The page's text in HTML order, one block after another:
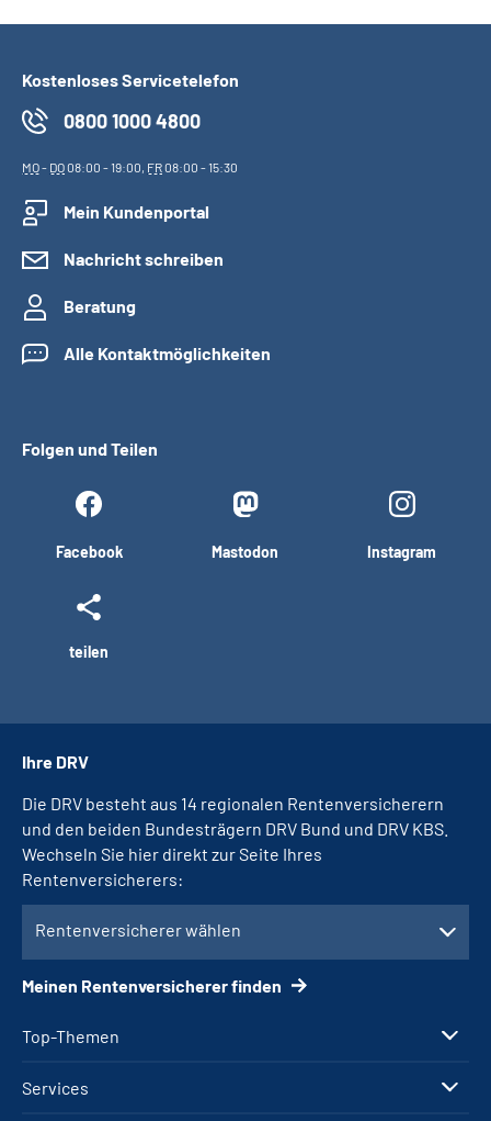
Kostenloses Servicetelefon
0800 1000 4800
MO- DO08:00 - 19:00, FR08:00 - 15:30
Mein Kundenportal
Nachricht schreiben
Beratung
Alle Kontaktmöglichkeiten
Folgen und Teilen
Facebook Mastodon Instagram
teilen
Top-Themen
Services
Ihre DRV
Die DRV besteht aus 14 regionalen Rentenversicherern
und den beiden Bundesträgern DRV Bund und DRV KBS.
Wechseln Sie hier direkt zur Seite Ihres
Rentenversicherers:
Rentenversicherer wählen
Meinen Rentenversicherer finden